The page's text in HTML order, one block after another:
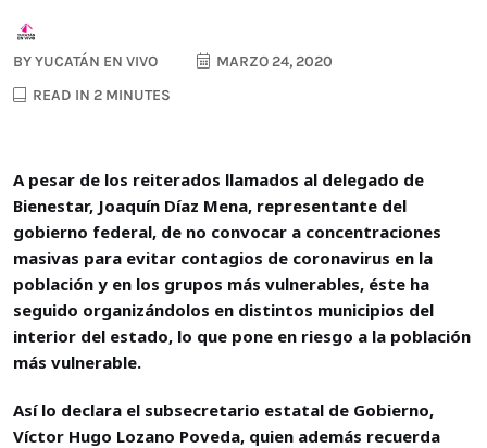
BYYUCATÁN EN VIVO
MARZO 24, 2020
READ IN 2 MINUTES
A pesar de los reiterados llamados al delegado de
Bienestar, Joaquín Díaz Mena, representante del
gobierno federal, de no convocar a concentraciones
masivas para evitar contagios de coronavirus en la
población y en los grupos más vulnerables, éste ha
seguido organizándolos en distintos municipios del
interior del estado, lo que pone en riesgo a la población
más vulnerable.
Así lo declara el subsecretario estatal de Gobierno,
Víctor Hugo Lozano Poveda, quien además recuerda